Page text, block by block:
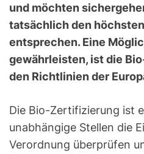
und möchten
tatsächlich den
entsprechen. Eine
gewährleisten, ist die
den Richtlinien der
Die Bio-Zertifizierung ist
unabhängige Stellen die
Verordnung überprüfen